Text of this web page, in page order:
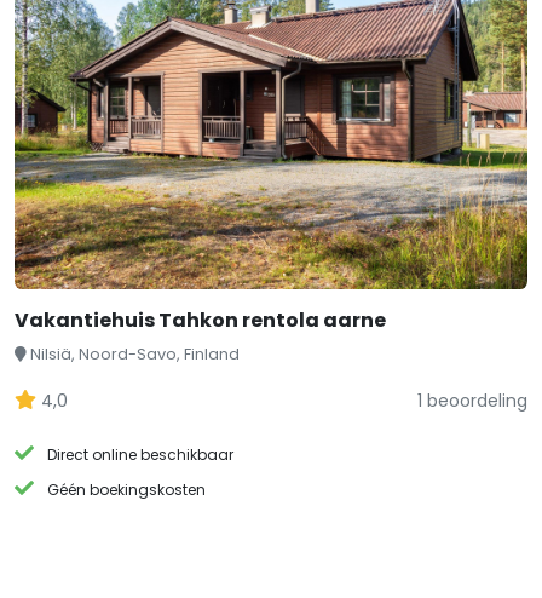
Vakantiehuis Tahkon rentola aarne
Nilsiä, Noord-Savo, Finland
4,0 1 beoordeling
Direct online beschikbaar
Géén boekingskosten